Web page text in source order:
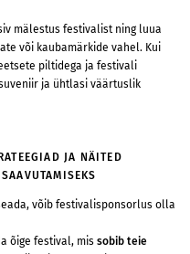
mälestus festivalist ning luua
või kaubamärkide vahel. Kui
piltidega ja festivali
ja ühtlasi väärtuslik
JA NÄITED
võib festivalisponsorlus olla
õige festival, mis sobib teie